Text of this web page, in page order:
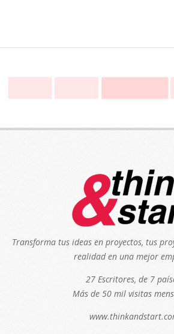
Transforma tus ideas en proyectos, tus
realidad en una mejor
27 Escritores, de 7
Más de 50 mil visitas